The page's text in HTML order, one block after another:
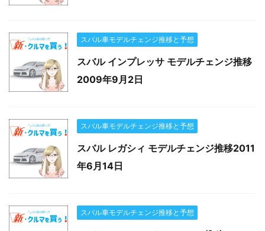
スバル車モデルチェンジ推移と予想
スバル インプレッサ モデルチェンジ推移
2009年9月2日
スバル車モデルチェンジ推移と予想
スバル レガシィ モデルチェンジ推移2011
年6月14日
スバル車モデルチェンジ推移と予想